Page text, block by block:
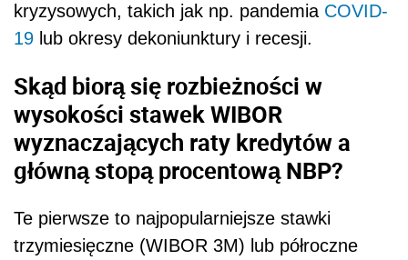
kryzysowych, takich jak np. pandemia COVID-
19 lub okresy dekoniunktury i recesji.
Skąd biorą się rozbieżności w
wysokości stawek WIBOR
wyznaczających raty kredytów a
główną stopą procentową NBP?
Te pierwsze to najpopularniejsze stawki
trzymiesięczne (WIBOR 3M) lub półroczne